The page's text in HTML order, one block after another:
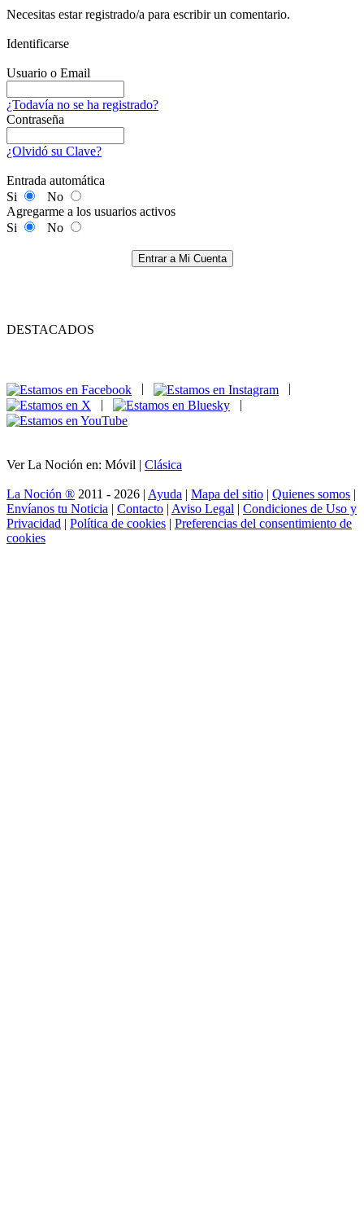
Necesitas estar registrado/a para escribir un comentario.
Identificarse
Usuario o Email
¿Todavía no se ha registrado?
Contraseña
¿Olvidó su Clave?
Entrada automática
Si
No
Agregarme a los usuarios activos
Si
No
Entrar a Mi Cuenta
DESTACADOS
|
|
Ver La Noción en: Móvil | Clásica
La Noción ® 2011 - 2026 | Ayuda | Mapa del sitio | Quienes somos |
Envíanos tu Noticia | Contacto | Aviso Legal | Condiciones de Uso y
Privacidad | Política de cookies | Preferencias del consentimiento de
cookies